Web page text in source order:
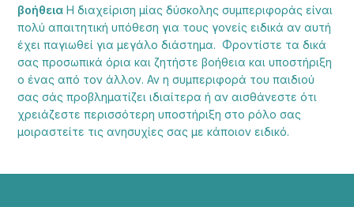
βοήθεια Η διαχείριση μίας δύσκολης συμπεριφοράς είναι
πολύ απαιτητική υπόθεση για τους γονείς ειδικά αν αυτή
έχει παγιωθεί για μεγάλο διάστημα. Φροντίστε τα δικά
σας προσωπικά όρια και ζητήστε βοήθεια και υποστήριξη
ο ένας από τον άλλον. Αν η συμπεριφορά του παιδιού
σας σάς προβληματίζει ιδιαίτερα ή αν αισθάνεστε ότι
χρειάζεστε περισσότερη υποστήριξη στο ρόλο σας
μοιραστείτε τις ανησυχίες σας με κάποιον ειδικό.